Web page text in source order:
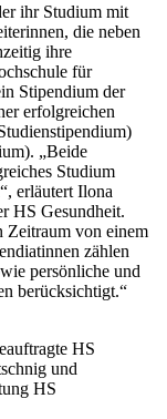
ihr Studium mit
die neben
ihre
für
Stipendium der
erfolgreichen
„Beide
Studium
erläutert Ilona
HS Gesundheit.
Zeitraum von einem
zählen
persönliche und
berücksichtigt.“
HS
und
HS